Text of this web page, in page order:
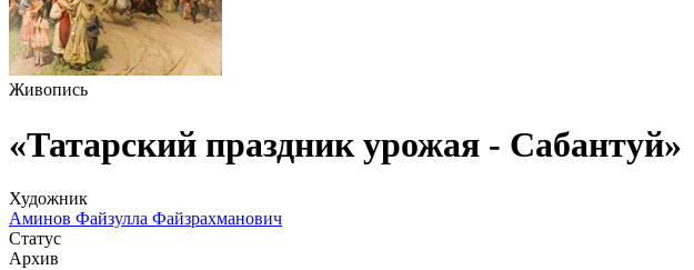
Живопись
«Татарский праздник урожая - Сабантуй»
Художник
Аминов Файзулла Файзрахманович
Статус
Архив